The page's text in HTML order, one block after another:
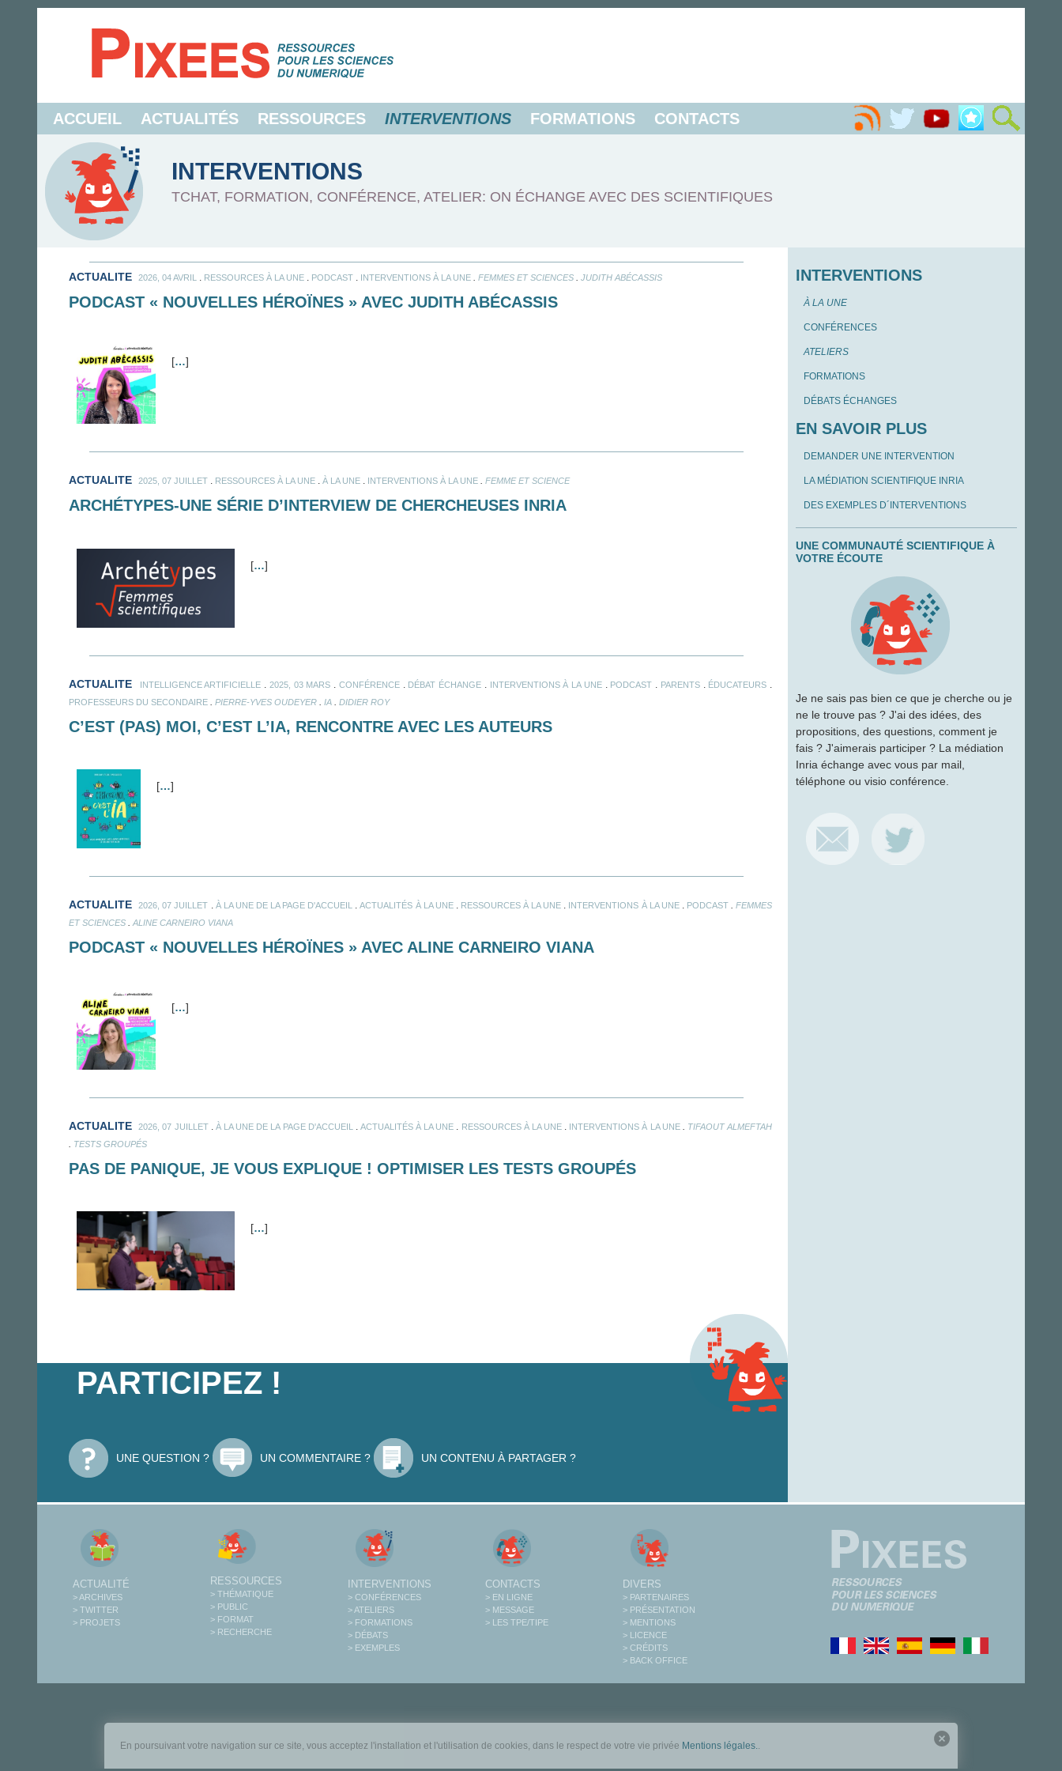
ACCUEIL ACTUALITÉS RESSOURCES INTERVENTIONS FORMATIONS CONTACTS
INTERVENTIONS
TCHAT, FORMATION, CONFÉRENCE, ATELIER: ON ÉCHANGE AVEC DES SCIENTIFIQUES
ACTUALITE 2026, 04 AVRIL RESSOURCES À LA UNE PODCAST INTERVENTIONS À LA UNE FEMMES ET SCIENCES JUDITH ABÉCASSIS
PODCAST « NOUVELLES HÉROÏNES » AVEC JUDITH ABÉCASSIS
[…]
ACTUALITE 2025, 07 JUILLET RESSOURCES À LA UNE À LA UNE INTERVENTIONS À LA UNE FEMME ET SCIENCE
ARCHÉTYPES-UNE SÉRIE D’INTERVIEW DE CHERCHEUSES INRIA
[…]
ACTUALITE INTELLIGENCE ARTIFICIELLE 2025, 03 MARS CONFÉRENCE. DÉBAT ÉCHANGE INTERVENTIONS À LA UNE. PODCAST PARENTS. ÉDUCATEURS
PROFESSEURS DU SECONDAIRE PIERRE-YVES OUDEYER IA DIDIER ROY
C’EST (PAS) MOI, C’EST L’IA, RENCONTRE AVEC LES AUTEURS
[…]
ACTUALITE 2026, 07 JUILLET À LA UNE DE LA PAGE D'ACCUEIL .ACTUALITÉS À LA UNE. RESSOURCES À LA UNE INTERVENTIONS À LA UNE. PODCAST.FEMMES
ET SCIENCES
ALINE CARNEIRO VIANA
PODCAST « NOUVELLES HÉROÏNES » AVEC ALINE CARNEIRO VIANA
[…]
ACTUALITE 2026, 07 JUILLET. À LA UNE DE LA PAGE D'ACCUEIL ACTUALITÉS À LA UNE RESSOURCES À LA UNE INTERVENTIONS À LA UNE. TIFAOUT ALMEFTAH
TESTS GROUPÉS
PAS DE PANIQUE, JE VOUS EXPLIQUE ! OPTIMISER LES TESTS GROUPÉS
[…]
PARTICIPEZ !
UNE QUESTION ? UN COMMENTAIRE ? UN CONTENU À PARTAGER ?
INTERVENTIONS
À LA UNE
CONFÉRENCES
ATELIERS
FORMATIONS
DÉBATS ÉCHANGES
EN SAVOIR PLUS
DEMANDER UNE INTERVENTION
LA MÉDIATION SCIENTIFIQUE INRIA
DES EXEMPLES D´INTERVENTIONS
UNE COMMUNAUTÉ SCIENTIFIQUE À
VOTRE ÉCOUTE
Je ne sais pas bien ce que je cherche ou je
ne le trouve pas ? J'ai des idées, des
propositions, des questions, comment je
fais ? J'aimerais participer ? La médiation
Inria échange avec vous par mail,
téléphone ou visio conférence.
ACTUALITÉ
> ARCHIVES
> TWITTER
> PROJETS
RESSOURCES
> THÉMATIQUE
> PUBLIC
> FORMAT
> RECHERCHE
INTERVENTIONS
> CONFÉRENCES
> ATELIERS
> FORMATIONS
> DÉBATS
> EXEMPLES
CONTACTS
> EN LIGNE
> MESSAGE
> LES TPE/TIPE
DIVERS
> PARTENAIRES
> PRÉSENTATION
> MENTIONS
> LICENCE
> CRÉDITS
> BACK OFFICE